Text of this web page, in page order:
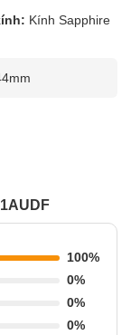
Kính Sapphire
100%
0%
0%
0%